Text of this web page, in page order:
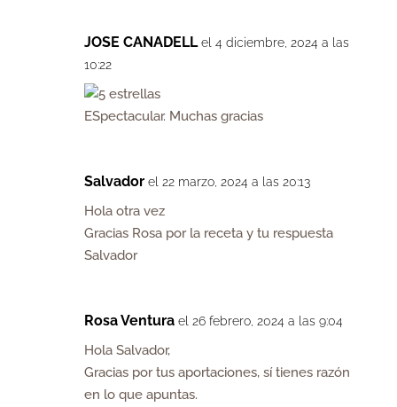
JOSE CANADELL el 4 diciembre, 2024 a las
10:22
ESpectacular. Muchas gracias
Salvador el 22 marzo, 2024 a las 20:13
Hola otra vez
Gracias Rosa por la receta y tu respuesta
Salvador
Rosa Ventura el 26 febrero, 2024 a las 9:04
Hola Salvador,
Gracias por tus aportaciones, sí tienes razón
en lo que apuntas.